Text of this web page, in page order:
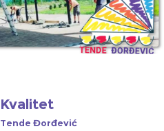
Kvalitet
Tende Đorđević